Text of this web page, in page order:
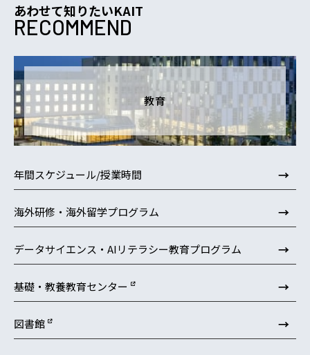
あわせて知りたいKAIT
RECOMMEND
教育
年間スケジュール/授業時間 →
海外研修・海外留学プログラム →
データサイエンス・AIリテラシー教育プログラム →
基礎・教養教育センター →
図書館 →